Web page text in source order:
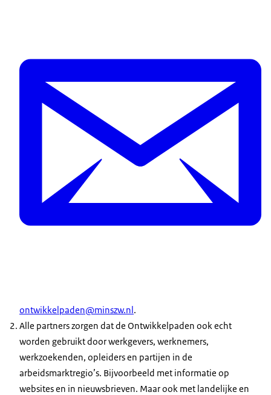
ontwikkelpaden@minszw.nl.
Alle partners zorgen dat de Ontwikkelpaden ook echt
worden gebruikt door werkgevers, werknemers,
werkzoekenden, opleiders en partijen in de
arbeidsmarktregio’s. Bijvoorbeeld met informatie op
websites en in nieuwsbrieven. Maar ook met landelijke en